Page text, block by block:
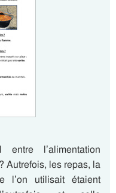
entre l’alimentation
Autrefois, les repas, la
l’on utilisait étaient